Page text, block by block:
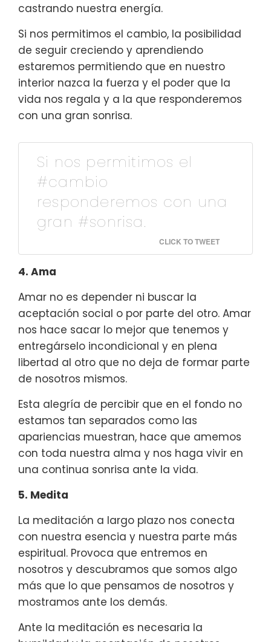
castrando nuestra energía.
Si nos permitimos el cambio, la posibilidad
de seguir creciendo y aprendiendo
estaremos permitiendo que en nuestro
interior nazca la fuerza y el poder que la
vida nos regala y a la que responderemos
con una gran sonrisa.
Si nos permitimos el
#cambio
responderemos con una
gran #sonrisa.
CLICK TO TWEET
4. Ama
Amar no es depender ni buscar la
aceptación social o por parte del otro. Amar
nos hace sacar lo mejor que tenemos y
entregárselo incondicional y en plena
libertad al otro que no deja de formar parte
de nosotros mismos.
Esta alegría de percibir que en el fondo no
estamos tan separados como las
apariencias muestran, hace que amemos
con toda nuestra alma y nos haga vivir en
una continua sonrisa ante la vida.
5. Medita
La meditación a largo plazo nos conecta
con nuestra esencia y nuestra parte más
espiritual. Provoca que entremos en
nosotros y descubramos que somos algo
más que lo que pensamos de nosotros y
mostramos ante los demás.
Ante la meditación es necesaria la